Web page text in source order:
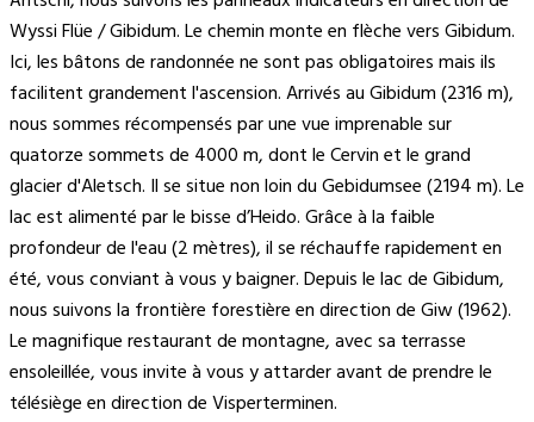
Wyssi Flüe / Gibidum. Le chemin monte en flèche vers Gibidum.
Ici, les bâtons de randonnée ne sont pas obligatoires mais ils
facilitent grandement l'ascension. Arrivés au Gibidum (2316 m),
nous sommes récompensés par une vue imprenable sur
quatorze sommets de 4000 m, dont le Cervin et le grand
glacier d'Aletsch. Il se situe non loin du Gebidumsee (2194 m). Le
lac est alimenté par le bisse d’Heido. Grâce à la faible
profondeur de l'eau (2 mètres), il se réchauffe rapidement en
été, vous conviant à vous y baigner. Depuis le lac de Gibidum,
nous suivons la frontière forestière en direction de Giw (1962).
Le magnifique restaurant de montagne, avec sa terrasse
ensoleillée, vous invite à vous y attarder avant de prendre le
télésiège en direction de Visperterminen.